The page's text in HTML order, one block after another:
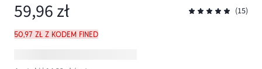
59,96 zł (15)
50,97 zł z kodem FINED